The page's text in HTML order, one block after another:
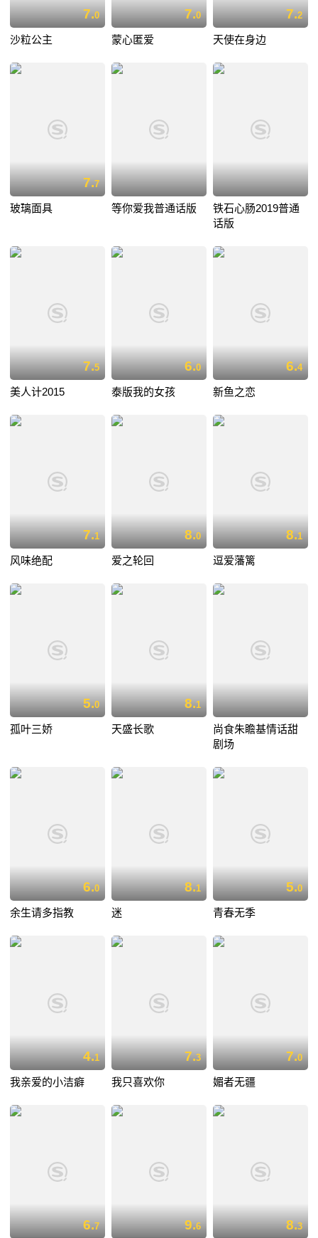
7.0
沙粒公主
7.0
蒙心匿爱
7.2
天使在身边
7.7
玻璃面具 等你爱我普通话版
铁石心肠2019普通
话版
7.5
美人计2015
6.0
泰版我的女孩
6.4
新鱼之恋
7.1
风味绝配
8.0
爱之轮回
8.1
逗爱藩篱
5.0
孤叶三娇
8.1
天盛长歌
尚食朱瞻基情话甜
剧场
6.0
余生请多指教
8.1
迷
5.0
青春无季
4.1
我亲爱的小洁癖
7.3
我只喜欢你
7.0
媚者无疆
6.7 9.6 8.3